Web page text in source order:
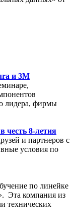
и 3М
лидера, фирмы
8-летия
и партнеров с
условия по
по линейке
Эта компания из
технических